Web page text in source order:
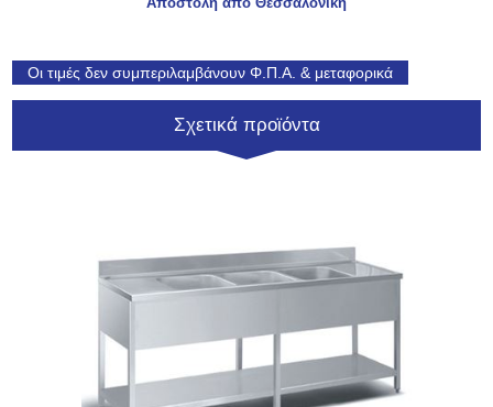
Οι τιμές δεν συμπεριλαμβάνουν Φ.Π.Α. & μεταφορικά
Σχετικά προϊόντα